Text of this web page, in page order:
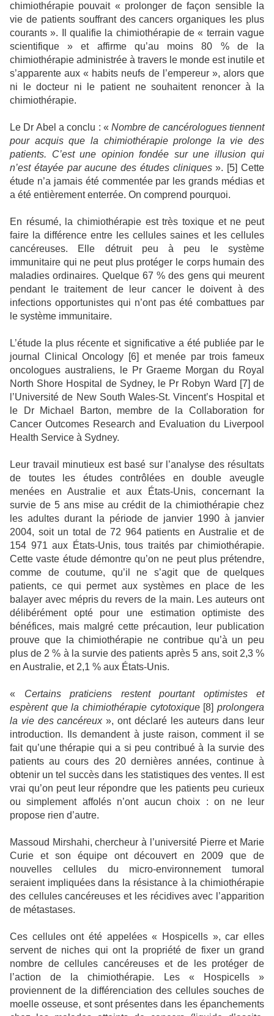
chimiothérapie pouvait « prolonger de façon sensible la
vie de patients souffrant des cancers organiques les plus
courants ». Il qualifie la chimiothérapie de « terrain vague
scientifique » et affirme qu’au moins 80 % de la
chimiothérapie administrée à travers le monde est inutile et
s’apparente aux « habits neufs de l’empereur », alors que
ni le docteur ni le patient ne souhaitent renoncer à la
chimiothérapie.
Le Dr Abel a conclu : «Nombre de cancérologues tiennent
pour acquis que la chimiothérapie prolonge la vie des
patients. C’est une opinion fondée sur une illusion qui
n’est étayée par aucune des études cliniques». [5] Cette
étude n’a jamais été commentée par les grands médias et
a été entièrement enterrée. On comprend pourquoi.
En résumé, la chimiothérapie est très toxique et ne peut
faire la différence entre les cellules saines et les cellules
cancéreuses. Elle détruit peu à peu le système
immunitaire qui ne peut plus protéger le corps humain des
maladies ordinaires. Quelque 67 % des gens qui meurent
pendant le traitement de leur cancer le doivent à des
infections opportunistes qui n’ont pas été combattues par
le système immunitaire.
L’étude la plus récente et significative a été publiée par le
journal Clinical Oncology [6] et menée par trois fameux
oncologues australiens, le Pr Graeme Morgan du Royal
North Shore Hospital de Sydney, le Pr Robyn Ward [7] de
l’Université de New South Wales-St. Vincent’s Hospital et
le Dr Michael Barton, membre de la Collaboration for
Cancer Outcomes Research and Evaluation du Liverpool
Health Service à Sydney.
Leur travail minutieux est basé sur l’analyse des résultats
de toutes les études contrôlées en double aveugle
menées en Australie et aux États-Unis, concernant la
survie de 5 ans mise au crédit de la chimiothérapie chez
les adultes durant la période de janvier 1990 à janvier
2004, soit un total de 72 964 patients en Australie et de
154 971 aux États-Unis, tous traités par chimiothérapie.
Cette vaste étude démontre qu’on ne peut plus prétendre,
comme de coutume, qu’il ne s’agit que de quelques
patients, ce qui permet aux systèmes en place de les
balayer avec mépris du revers de la main. Les auteurs ont
délibérément opté pour une estimation optimiste des
bénéfices, mais malgré cette précaution, leur publication
prouve que la chimiothérapie ne contribue qu’à un peu
plus de 2 % à la survie des patients après 5 ans, soit 2,3 %
en Australie, et 2,1 % aux États-Unis.
« Certains praticiens restent pourtant optimistes et
espèrent que la chimiothérapie cytotoxique [8]prolongera
la vie des cancéreux», ont déclaré les auteurs dans leur
introduction. Ils demandent à juste raison, comment il se
fait qu’une thérapie qui a si peu contribué à la survie des
patients au cours des 20 dernières années, continue à
obtenir un tel succès dans les statistiques des ventes. Il est
vrai qu’on peut leur répondre que les patients peu curieux
ou simplement affolés n’ont aucun choix : on ne leur
propose rien d’autre.
Massoud Mirshahi, chercheur à l’université Pierre et Marie
Curie et son équipe ont découvert en 2009 que de
nouvelles cellules du micro-environnement tumoral
seraient impliquées dans la résistance à la chimiothérapie
des cellules cancéreuses et les récidives avec l’apparition
de métastases.
Ces cellules ont été appelées « Hospicells », car elles
servent de niches qui ont la propriété de fixer un grand
nombre de cellules cancéreuses et de les protéger de
l’action de la chimiothérapie. Les « Hospicells »
proviennent de la différenciation des cellules souches de
moelle osseuse, et sont présentes dans les épanchements